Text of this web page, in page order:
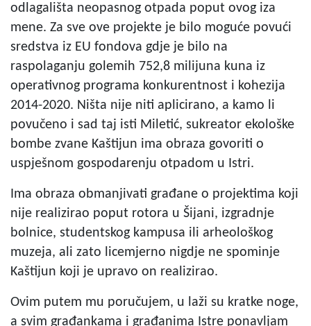
odlagališta neopasnog otpada poput ovog iza
mene. Za sve ove projekte je bilo moguće povući
sredstva iz EU fondova gdje je bilo na
raspolaganju golemih 752,8 milijuna kuna iz
operativnog programa konkurentnost i kohezija
2014-2020. Ništa nije niti aplicirano, a kamo li
povučeno i sad taj isti Miletić, sukreator ekološke
bombe zvane Kaštijun ima obraza govoriti o
uspješnom gospodarenju otpadom u Istri.
Ima obraza obmanjivati građane o projektima koji
nije realizirao poput rotora u Šijani, izgradnje
bolnice, studentskog kampusa ili arheološkog
muzeja, ali zato licemjerno nigdje ne spominje
Kaštijun koji je upravo on realizirao.
Ovim putem mu poručujem, u laži su kratke noge,
a svim građankama i građanima Istre ponavljam